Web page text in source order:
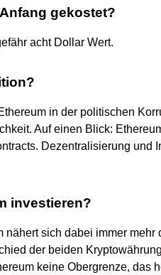
gekostet?
acht Dollar Wert.
in der politischen
Auf einen Blick:
Dezentralisierung und
investieren?
nähert sich dabei immer mehr
der beiden
keine Obergrenze, das